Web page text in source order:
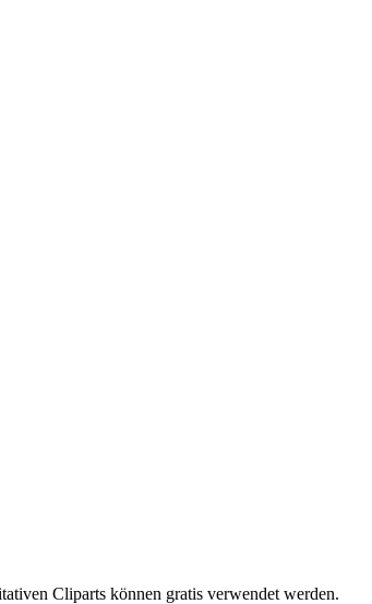
Cliparts können gratis verwendet werden.